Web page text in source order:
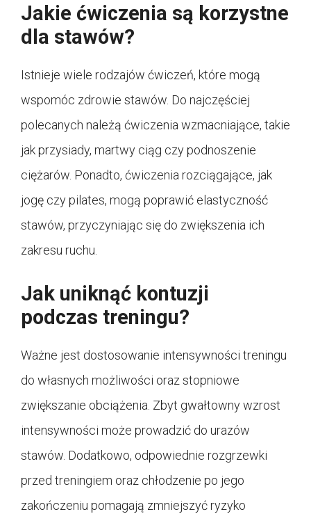
Jakie ćwiczenia są korzystne
dla stawów?
Istnieje wiele rodzajów ćwiczeń, które mogą
wspomóc zdrowie stawów. Do najczęściej
polecanych należą ćwiczenia wzmacniające, takie
jak przysiady, martwy ciąg czy podnoszenie
ciężarów. Ponadto, ćwiczenia rozciągające, jak
jogę czy pilates, mogą poprawić elastyczność
stawów, przyczyniając się do zwiększenia ich
zakresu ruchu.
Jak uniknąć kontuzji
podczas treningu?
Ważne jest dostosowanie intensywności treningu
do własnych możliwości oraz stopniowe
zwiększanie obciążenia. Zbyt gwałtowny wzrost
intensywności może prowadzić do urazów
stawów. Dodatkowo, odpowiednie rozgrzewki
przed treningiem oraz chłodzenie po jego
zakończeniu pomagają zmniejszyć ryzyko